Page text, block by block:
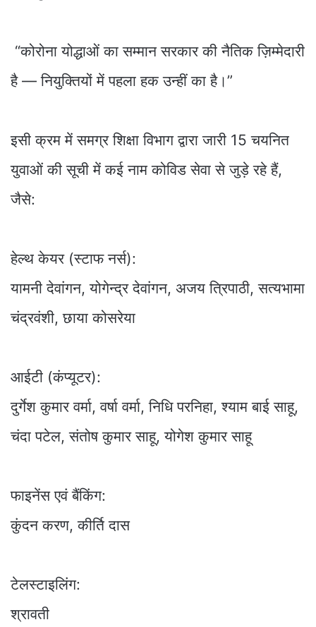
“कोरोना योद्धाओं का सम्मान सरकार की नैतिक ज़िम्मेदारी
है — नियुक्तियों में पहला हक उन्हीं का है।”
इसी क्रम में समग्र शिक्षा विभाग द्वारा जारी 15 चयनित
युवाओं की सूची में कई नाम कोविड सेवा से जुड़े रहे हैं,
जैसे:
हेल्थ केयर (स्टाफ नर्स):
यामनी देवांगन, योगेन्द्र देवांगन, अजय त्रिपाठी, सत्यभामा
चंद्रवंशी, छाया कोसरेया
आईटी (कंप्यूटर):
दुर्गेश कुमार वर्मा, वर्षा वर्मा, निधि परनिहा, श्याम बाई साहू,
चंदा पटेल, संतोष कुमार साहू, योगेश कुमार साहू
फाइनेंस एवं बैंकिंग:
कुंदन करण, कीर्ति दास
टेलस्टाइलिंग:
श्रावती